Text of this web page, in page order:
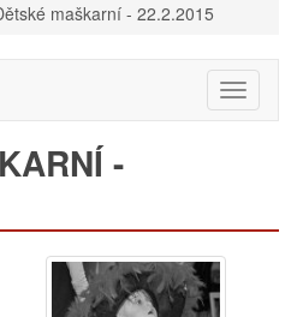
maškarní - 22.2.2015
Toggle
-